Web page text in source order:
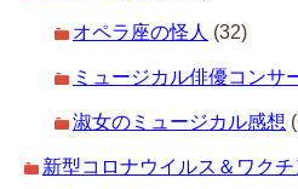
オペラ座の怪人 (32)
ミュージカル俳優コンサ
淑女のミュージカル感想
新型コロナウイルス＆ワクチ